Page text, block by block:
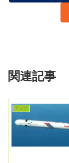
関連記事
アジア